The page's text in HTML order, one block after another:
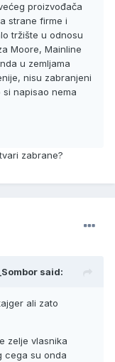
proizvođača
strane firme i
tržište u odnosu
Moore, Mainline
u zemljama
nisu zabranjeni
napisao nema
zabrane?
said:
ali zato
zelje vlasnika
cega su onda